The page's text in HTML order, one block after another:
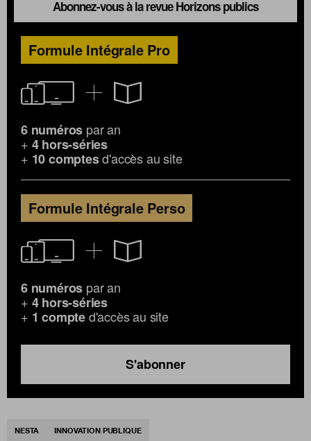
Abonnez-vous à la revue Horizons publics
Formule Intégrale Pro
6 numéros par an
+ 4 hors-séries
+ 10 comptesd'accès au site
Formule Intégrale Perso
6 numéros par an
+ 4 hors-séries
+ 1 compted'accès au site
S'abonner
NESTA INNOVATION PUBLIQUE